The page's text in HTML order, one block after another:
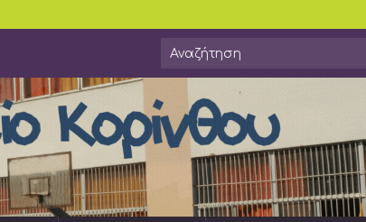
Search for: